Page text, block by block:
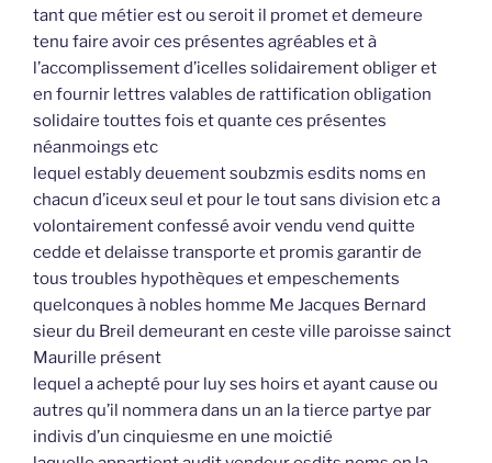
tant que métier est ou seroit il promet et demeure
tenu faire avoir ces présentes agréables et à
l’accomplissement d’icelles solidairement obliger et
en fournir lettres valables de rattification obligation
solidaire touttes fois et quante ces présentes
néanmoings etc
lequel estably deuement soubzmis esdits noms en
chacun d’iceux seul et pour le tout sans division etc a
volontairement confessé avoir vendu vend quitte
cedde et delaisse transporte et promis garantir de
tous troubles hypothèques et empeschements
quelconques à nobles homme Me Jacques Bernard
sieur du Breil demeurant en ceste ville paroisse sainct
Maurille présent
lequel a achepté pour luy ses hoirs et ayant cause ou
autres qu’il nommera dans un an la tierce partye par
indivis d’un cinquiesme en une moictié